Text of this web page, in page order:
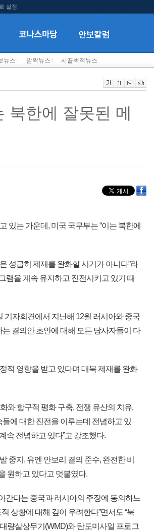
설정
뉴스 깜짝뉴스 시끌벅적뉴스
북한에 잘못된 메
있는 가운데, 미국 국무부는 “이는 북한에
성급히 제재를 완화할 시기가 아니다”라
램을 계속 유지하고 진전시키고 있기 때
기자회견에서 지난해 12월 러시아와 중국
결의안 초안에 대해 모든 당사자들이 다
적 영향을 받고 있다며 대북 제재를 완화
와 항구적 평화 구축, 전쟁 유산의 치유,
에 대한 진전을 이루는데 전념하고 있
속 전념하고 있다”고 강조했다.
중지, 유엔 안보리 결의 준수, 완전한 비
원하고 있다고 덧붙였다.
간다는 중국과 러시아의 주장에 동의하느
상황에 대해 깊이 우려한다”면서도 “북
량살상무기(WMD)와 탄도미사일 프로그